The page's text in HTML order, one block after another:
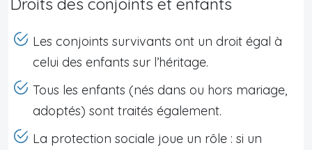
Les conjoints survivants ont un droit égal à
celui des enfants sur l’héritage.
Tous les enfants (nés dans ou hors mariage,
adoptés) sont traités également.
La protection sociale joue un rôle : si un